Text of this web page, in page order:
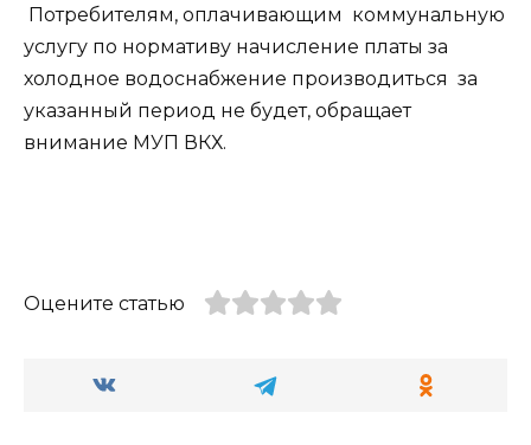
Потребителям, оплачивающим коммунальную
услугу по нормативу начисление платы за
холодное водоснабжение производиться за
указанный период не будет, обращает
внимание МУП ВКХ.
Оцените статью